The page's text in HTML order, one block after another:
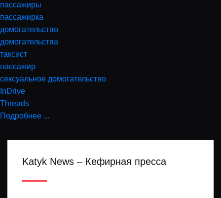
пассажиры
пассажирка
домогательство
домогательства
таксист
пассажир
сексуальное домогательство
InDrive
Threads
Подробнее ...
Katyk News – Кефирная пресса